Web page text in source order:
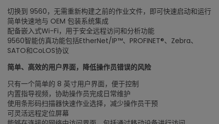
切换到 9560，无需重新构建之前的作业文件，即可快速启动和运行
简单快速地与 OEM 包装系统集成
配备嵌入式Wi-Fi，用于安全远程访问和分析功能
9560智能仿真功能包括EtherNet/IP™、PROFINET®、Zebra、
SATO和CoLOS协议
简单、高效的用户界面，降低操作员错误的风险
只有一个简单的 8 英寸用户界面，便于控制
内置指导视频，协助操作员完成日常维护
使用条形码扫描器快速作业选择，减少操作员干预
可灵活远程定位屏幕